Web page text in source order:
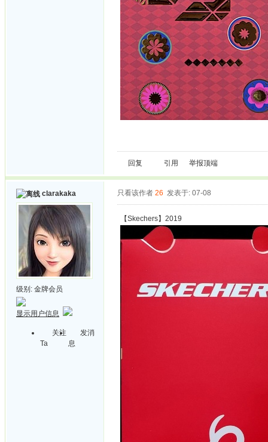
回复 引用 举报顶端
clarakaka
级别: 金牌会员
显示用户信息
关注
Ta
发消
息
只看该作者 26 发表于: 07-08
【Skechers】2019